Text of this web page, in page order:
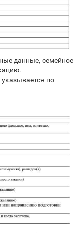
данные, семейное
по